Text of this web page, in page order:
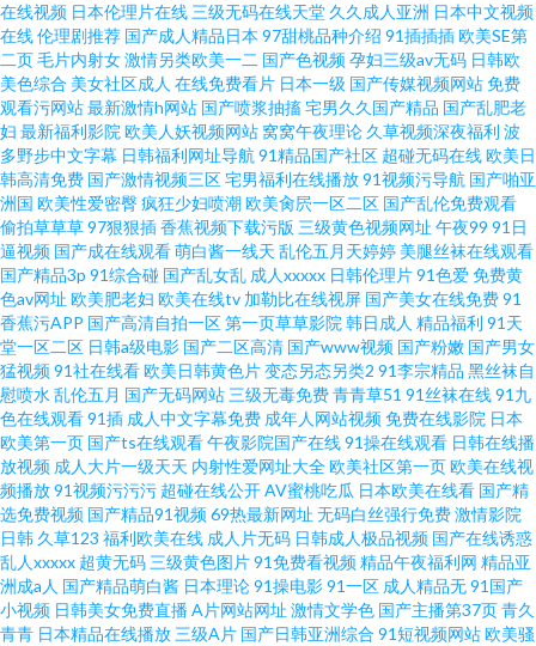
嫩爽精品综合无毛 精品少妇操B17 免费日批视频 国产日韩欧美久久 超碰人人
c 国产乱码精品 91精品综合 人妻丝袜一区二区 国产美女诱惑在线一区
在线视频 日本伦理片在线三级无码在线天堂 久久成人亚洲 日本中文视频
在线伦理剧推荐 国产成人精品日本 97甜桃品种介绍 91插插插欧美SE第
二页毛片内射女激情另类欧美一二 国产色视频孕妇三级av无码 日韩欧
美色综合 美女社区成人 在线免费看片 日本一级 国产传媒视频网站免费
观看污网站最新激情h网站 国产喷浆抽搐宅男久久国产精品 国产乱肥老
妇 最新福利影院欧美人妖视频网站 窝窝午夜理论 久草视频深夜福利 波
多野步中文字幕 日韩福利网址导航91精品国产社区 超碰无码在线欧美日
韩高清免费 国产激情视频三区宅男福利在线播放91视频污导航 国产啪亚
洲国 欧美性爱密臀疯狂少妇喷潮 欧美肏屄一区二区 国产乱伦免费观看
偷拍草草草97狠狠插香蕉视频下载污版 三级黄色视频网址 午夜99 91日
逼视频 国产成在线观看萌白酱一线天 乱伦五月天婷婷 美腿丝袜在线观看
国产精品3p 91综合碰 国产乱女乱 成人xxxxx 日韩伦理片91色爱免费黄
色av网址 欧美肥老妇 欧美在线tv 加勒比在线视屏 国产美女在线免费91
香蕉污APP 国产高清自拍一区第一页草草影院韩日成人 精品福利 91天
堂一区二区 日韩a级电影 国产二区高清 国产www视频 国产粉嫩 国产男女
猛视频91社在线看欧美日韩黄色片变态另态另类2 91李宗精品 黑丝袜自
慰喷水乱伦五月 国产无码网站三级无毒免费青青草51 91丝袜在线91九
色在线观看91插 成人中文字幕免费 成年人网站视频免费在线影院 日本
欧美第一页 国产ts在线观看午夜影院国产在线91操在线观看 日韩在线播
放视频 成人大片一级天天 内射性爱网址大全欧美社区第一页欧美在线视
频播放91视频污污污 超碰在线公开AV蜜桃吃瓜 日本欧美在线看 国产精
选免费视频 国产精品91视频69热最新网址 无码白丝强行免费激情影院
日韩 久草123 福利欧美在线 成人片无码 日韩成人极品视频 国产在线诱惑
乱人xxxxx 超黄无码三级黄色图片91免费看视频精品午夜福利网 精品亚
洲成a人 国产精品萌白酱 日本理论91操电影91一区 成人精品无91国产
小视频 日韩美女免费直播A片网站网址 激情文学色 国产主播第37页青久
青青 日本精品在线播放三级A片 国产日韩亚洲综合 91短视频网站欧美骚